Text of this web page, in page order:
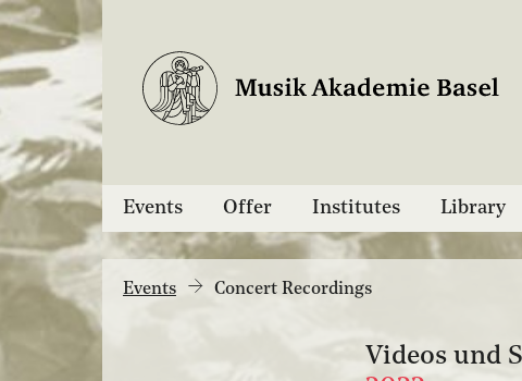
Events Offer Institutes Library
Events Concert Recordings
Videos und